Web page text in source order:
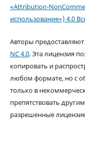
«Attribution-
использование») 4.0
Авторы
NC 4.0. Эта лицензия
копировать и
любом формате, но с
только в
препятствовать
разрешенные